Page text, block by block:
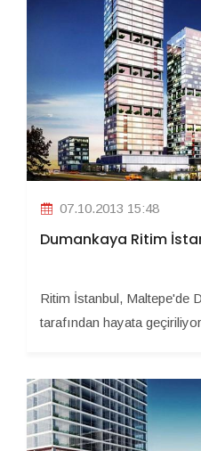
07.10.2013 15:48
Dumankaya Ritim
Ritim İstanbul, Maltepe'de
tarafından hayata